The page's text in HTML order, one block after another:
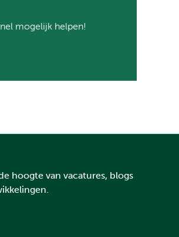
mogelijk helpen!
hoogte van vacatures, blogs